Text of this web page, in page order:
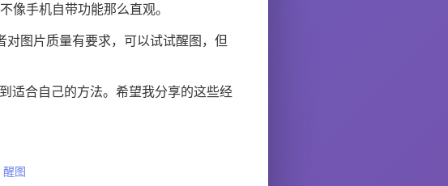
像手机自带功能那么直观。
图片质量有要求，可以试试醒图，但
适合自己的方法。希望我分享的这些经
醒图